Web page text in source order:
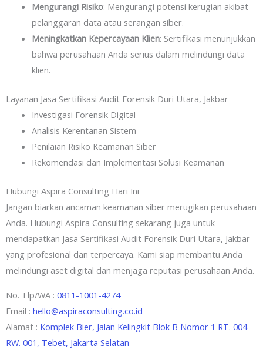
Mengurangi Risiko: Mengurangi potensi kerugian akibat
pelanggaran data atau serangan siber.
Meningkatkan Kepercayaan Klien: Sertifikasi menunjukkan
bahwa perusahaan Anda serius dalam melindungi data
klien.
Layanan Jasa Sertifikasi Audit Forensik Duri Utara, Jakbar
Investigasi Forensik Digital
Analisis Kerentanan Sistem
Penilaian Risiko Keamanan Siber
Rekomendasi dan Implementasi Solusi Keamanan
Hubungi Aspira Consulting Hari Ini
Jangan biarkan ancaman keamanan siber merugikan perusahaan
Anda. Hubungi Aspira Consulting sekarang juga untuk
mendapatkan Jasa Sertifikasi Audit Forensik Duri Utara, Jakbar
yang profesional dan terpercaya. Kami siap membantu Anda
melindungi aset digital dan menjaga reputasi perusahaan Anda.
No. Tlp/WA : 0811-1001-4274
Email : hello@aspiraconsulting.co.id
Alamat : Komplek Bier, Jalan Kelingkit Blok B Nomor 1 RT. 004
RW. 001, Tebet, Jakarta Selatan